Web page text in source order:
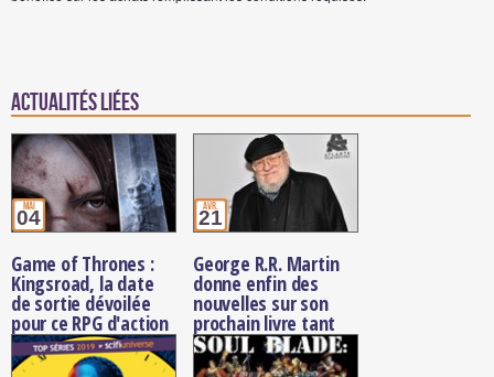
Actualités Liées
mai
04
Game of Thrones :
Kingsroad, la date
de sortie dévoilée
pour ce RPG d'action
dans Westeros
avr.
21
George R.R. Martin
donne enfin des
nouvelles sur son
prochain livre tant
attendu, The Winds
of Winter